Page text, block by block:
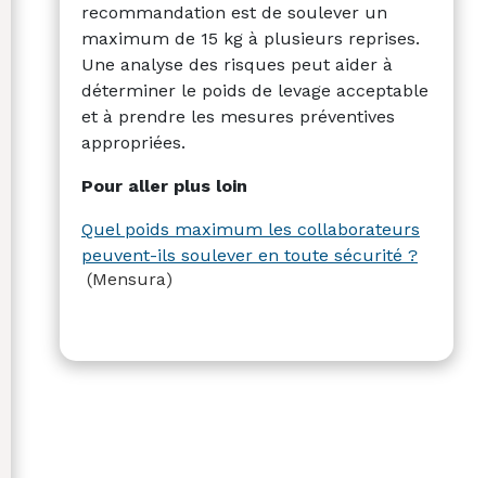
recommandation est de soulever un
maximum de 15 kg à plusieurs reprises.
Une analyse des risques peut aider à
déterminer le poids de levage acceptable
et à prendre les mesures préventives
appropriées.
Pour aller plus loin
Quel poids maximum les collaborateurs
peuvent-ils soulever en toute sécurité ?
(Mensura)